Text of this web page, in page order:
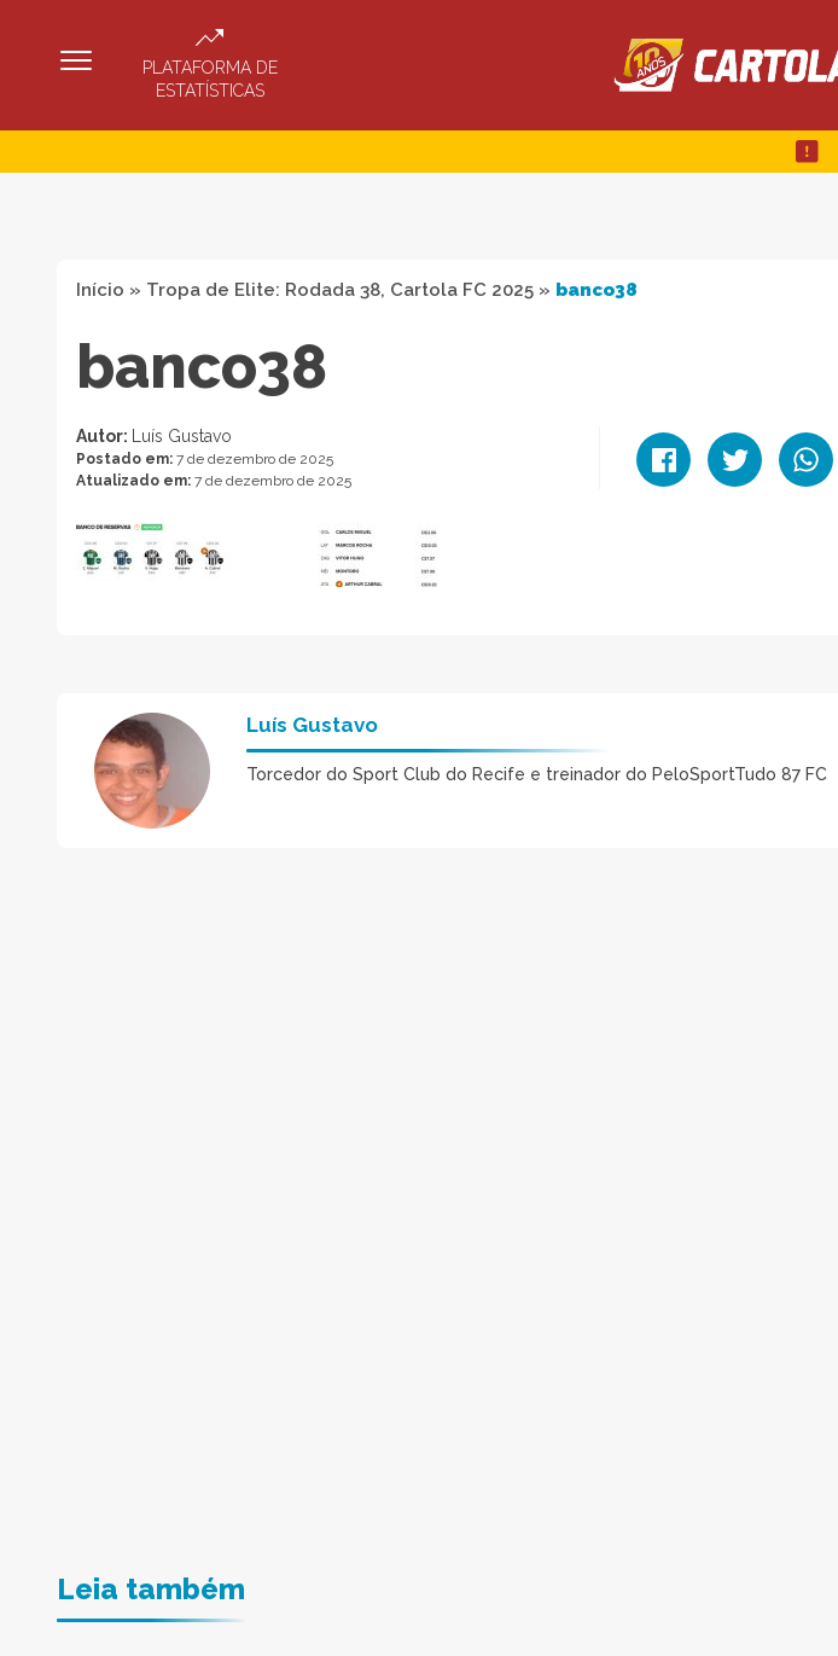
PLATAFORMA DE
ESTATÍSTICAS
Início » Tropa de Elite: Rodada 38, Cartola FC 2025 » banco38
banco38
Autor: Luís Gustavo
Postado em: 7 de dezembro de 2025
Atualizado em: 7 de dezembro de 2025
Luís Gustavo
Torcedor do Sport Club do Recife e treinador do PeloSportTudo 87 FC
Leia também